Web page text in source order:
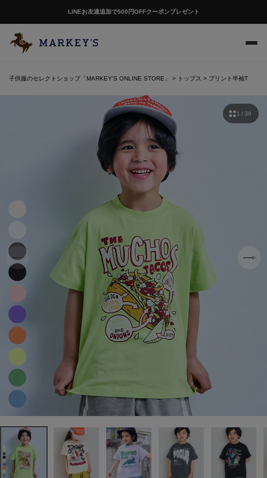
LINEお友達追加で500円OFFクーポンプレゼント
子供服のセレクトショップ「MARKEY'S ONLINE STORE」 トップス プリント半袖T
1 / 38